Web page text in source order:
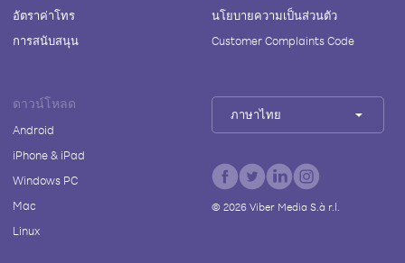
อัตราค่าโทร
การสนับสนุน
นโยบายความเป็นส่วนตัว
Customer Complaints Code
ดาวน์โหลด
Android
iPhone & iPad
Windows PC
Mac
Linux
ภาษาไทย
© 2026Viber Media S.à r.l.